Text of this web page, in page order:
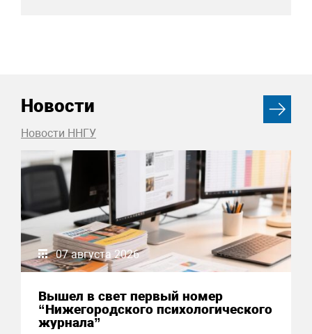
Новости
Новости ННГУ
07 августа 2026
Вышел в свет первый номер
“Нижегородского психологического
журнала”